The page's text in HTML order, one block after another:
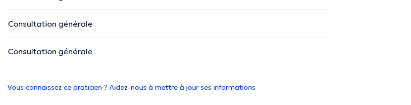
Consultation générale
Consultation générale
Vous connaissez ce praticien ? Aidez-nous à mettre à jour ses informations